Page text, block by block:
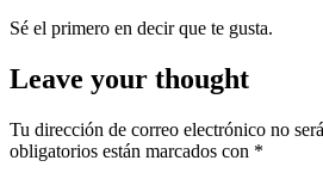
Sé el primero en decir que te gusta.
Leave your thought
Tu dirección de correo electrónico no
obligatorios están marcados con *